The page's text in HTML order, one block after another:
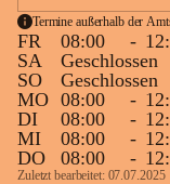
Termine außerhalb der
FR 08:00 -
SA
Geschlossen
SO
Geschlossen
MO 08:00 -
DI
08:00 -
MI
08:00 -
DO
08:00 -
Zuletzt bearbeitet: 07.07.2025